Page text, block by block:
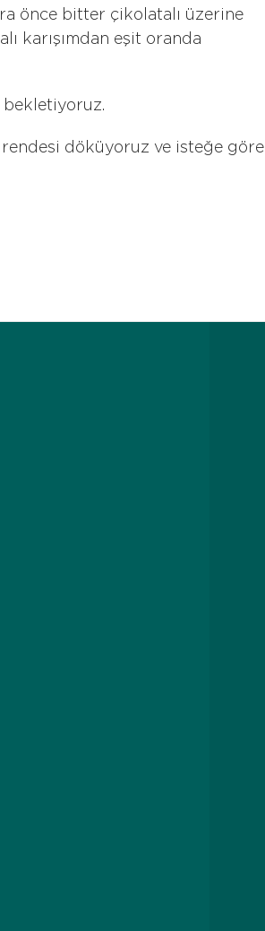
önce bitter çikolatalı üzerine
karışımdan eşit oranda
bekletiyoruz.
döküyoruz ve isteğe göre